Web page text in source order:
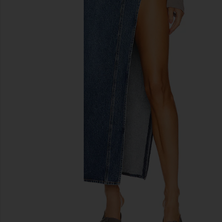
предыдущие слайды